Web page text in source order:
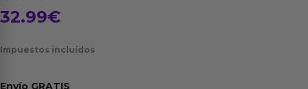
32.99€
Impuestos incluídos
Envío GRATIS